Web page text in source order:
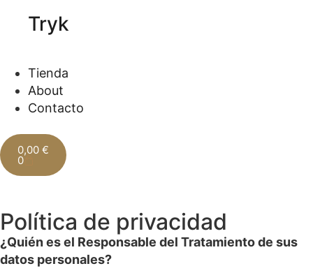
Tryk
Tienda
About
Contacto
0,00 €
0
Política de privacidad
¿Quién es el Responsable del Tratamiento de sus
datos personales?